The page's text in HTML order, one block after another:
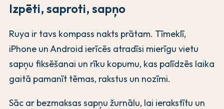
Izpēti, saproti, sapņo
Ruya ir tavs kompass nakts prātam. Tīmeklī,
iPhone un Android ierīcēs atradīsi mierīgu vietu
sapņu fiksēšanai un rīku kopumu, kas palīdzēs laika
gaitā pamanīt tēmas, rakstus un nozīmi.
Sāc ar bezmaksas sapņu žurnālu, lai ierakstītu un